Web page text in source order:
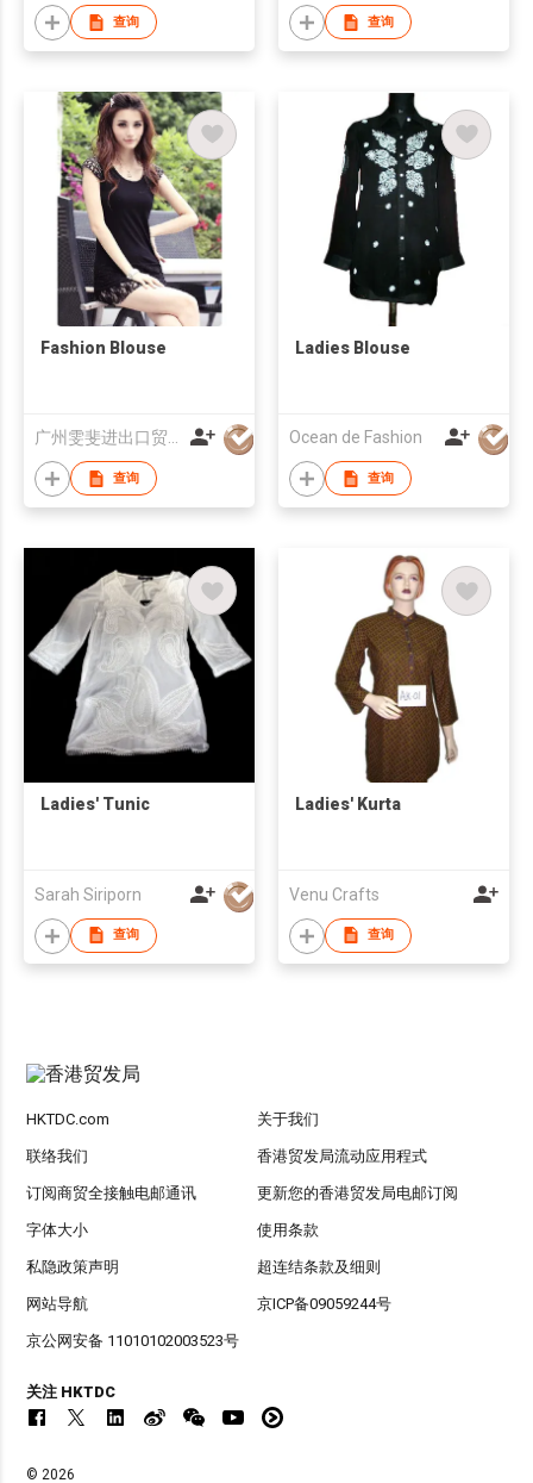
查询 查询
Fashion Blouse
广州雯斐进出口贸易有限公司
查询
Ladies Blouse
Ocean de Fashion
查询
Ladies' Tunic
Sarah Siriporn
查询
Ladies' Kurta
Venu Crafts
查询
HKTDC.com 关于我们
联络我们 香港贸发局流动应用程式
订阅商贸全接触电邮通讯 更新您的香港贸发局电邮订阅
字体大小 使用条款
私隐政策声明 超连结条款及细则
网站导航 京ICP备09059244号
京公网安备 11010102003523号
关注 HKTDC
© 2026